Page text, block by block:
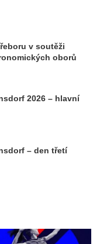
v soutěži
oborů
2026 – hlavní
– den třetí